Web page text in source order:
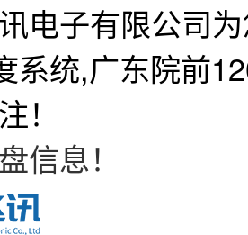
电子有限公司
系统,广东院前
！
信息！